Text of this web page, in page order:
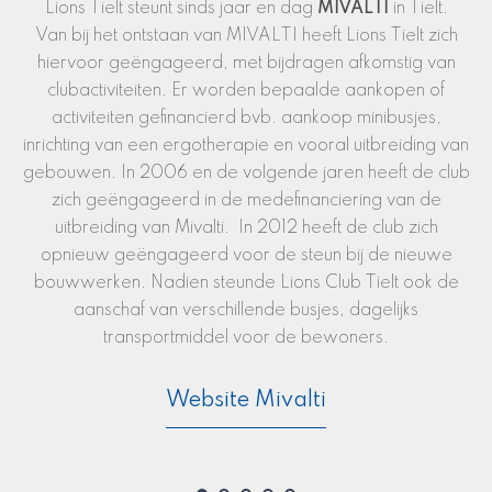
Lions Tielt steunt sinds jaar en dag MIVALTI in Tielt.
Van bij het ontstaan van MIVALTI heeft Lions Tielt zich
hiervoor geëngageerd, met bijdragen afkomstig van
clubactiviteiten. Er worden bepaalde aankopen of
activiteiten gefinancierd bvb. aankoop minibusjes,
inrichting van een ergotherapie en vooral uitbreiding van
gebouwen. In 2006 en de volgende jaren heeft de club
zich geëngageerd in de medefinanciering van de
uitbreiding van Mivalti. In 2012 heeft de club zich
opnieuw geëngageerd voor de steun bij de nieuwe
bouwwerken. Nadien steunde Lions Club Tielt ook de
aanschaf van verschillende busjes, dagelijks
transportmiddel voor de bewoners.
Website Mivalti
bekijk de instagram pagina van de Leo's
Tielt
Onder het moto "we serve" helpen wij waar we kunnen
bekijk onze gesteunde werken
Lions club Tielt is een onderdeel van de Lions Clubs
International (LCI), ’s werelds grootste serviceclub en
een van de grootste NGO’s ter wereld, met een
netwerk van bijna 1,5 miljoen leden in 46.000 clubs in
210 landen.
Lions Clubs International is actief op een breed scala
aan sociale terreinen.
Lions club internationaal
bekijk de vele activiteiten van onze club